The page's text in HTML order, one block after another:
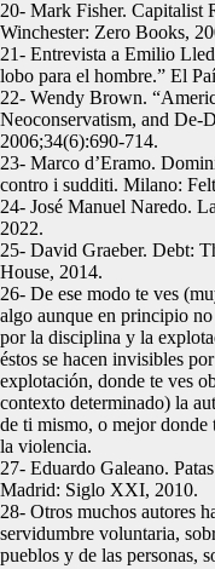
20- Mark Fisher. Capitalist
Winchester: Zero Books,
21- Entrevista a Emilio
lobo para el hombre.” El
22- Wendy Brown.
Neoconservatism, and De-
2006;34(6):690-714.
23- Marco d’Eramo.
contro i sudditi. Milano:
24- José Manuel Naredo.
2022.
25- David Graeber. Debt:
House, 2014.
26- De ese modo te ves
algo aunque en principio
por la disciplina y la
éstos se hacen invisibles
explotación, donde te ves
contexto determinado) la
de ti mismo, o mejor donde
la violencia.
27- Eduardo Galeano.
Madrid: Siglo XXI, 2010.
28- Otros muchos autores
servidumbre voluntaria,
pueblos y de las personas,